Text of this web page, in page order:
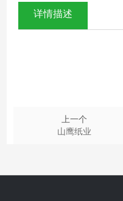
详情描述
上一个
山鹰纸业